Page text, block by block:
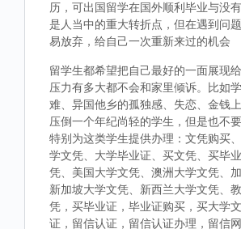
历，可出国留学在国外顺利毕业与没
是人当中的重大转折点，但在遇到问
易放弃，给自己一次重新来过的机会
留学生都希望把自己最好的一面展现
压力有多大都不会和家里倾诉。比如
难、异国他乡的孤独感、失恋、金钱
压倒一个年纪尚轻的学生，但是也不
特别为这类学生提供办理：文凭购买
学文凭、大学毕业证、买文凭、买毕
凭、美国大学文凭、澳洲大学文凭、加
新加坡大学文凭、新西兰大学文凭、
凭，买毕业证，毕业证购买，买大学
证，留信认证，留信认证办理，留信